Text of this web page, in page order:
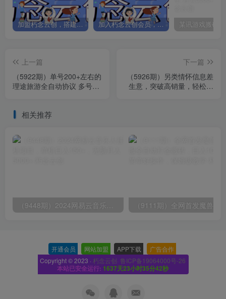
加盟朽念云创，搭建同款项目资源站，实现日入2000+ 加入朽念云创会员，全站资源免费学习。
上一篇
（5922期）单号200+左右的
理途旅游全自动协议 多号无
下一篇
（5926期）另类情怀信息差
生意，突破高销量，轻松实
相关推荐
开通会员 网站加盟 APP下载 广告合作
Copyright © 2023 · 朽念云创· 鲁ICP备19064000号-26
本站已安全运行: 1637天23小时35分43秒